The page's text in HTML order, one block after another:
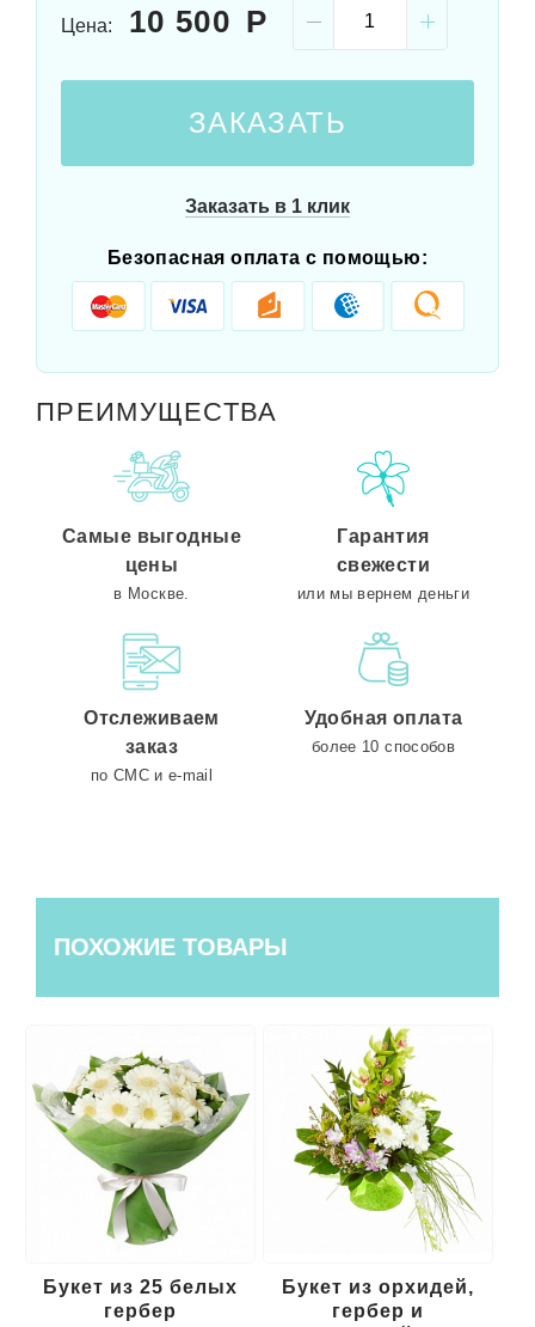
Цена: 10 500
ЗАКАЗАТЬ
Заказать в 1 клик
Безопасная оплата с помощью:
ПРЕИМУЩЕСТВА
Самые выгодные
цены
в Москве.
Гарантия
свежести
или мы вернем деньги
Отслеживаем
заказ
по СМС и e-mail
Удобная оплата
более 10 способов
ПОХОЖИЕ ТОВАРЫ
Букет из 25 белых
гербер
Букет из орхидей,
гербер и